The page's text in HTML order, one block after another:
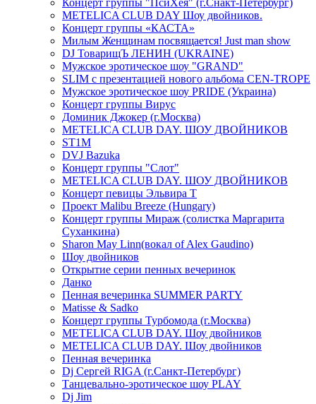
Концерт группы "ПсиХея" (г.Снакт-Петербург)
METELICA CLUB DAY Шоу двойников.
Концерт группы «КАСТА»
Милым Женщинам посвящается! Just man show
DJ ТоварищЪ ЛЕНИН (UKRAINE)
Мужское эротическое шоу "GRAND"
SLIM с презентацией нового альбома CEN-TROPE
Мужское эротическое шоу PRIDE (Украина)
Концерт группы Вирус
Доминик Джокер (г.Москва)
METELICA CLUB DAY. ШОУ ДВОЙНИКОВ
ST1M
DVJ Bazuka
Концерт группы "Слот"
METELICA CLUB DAY. ШОУ ДВОЙНИКОВ
Концерт певицы Эльвира Т
Проект Malibu Breeze (Hungary)
Концерт группы Мираж (солистка Маргарита
Суханкина)
Sharon May Linn(вокал of Alex Gaudino)
Шоу двойников
Открытие серии пенных вечеринок
Данко
Пенная вечеринка SUMMER PARTY
Matisse & Sadko
Концерт группы Турбомода (г.Москва)
METELICA CLUB DAY. Шоу двойников
METELICA CLUB DAY. Шоу двойников
Пенная вечеринка
Dj Сергей RIGA (г.Санкт-Петербург)
Танцевально-эротическое шоу PLAY
Dj Jim